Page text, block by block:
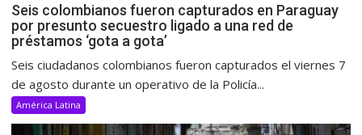
Seis colombianos fueron capturados en Paraguay
por presunto secuestro ligado a una red de
préstamos ‘gota a gota’
Seis ciudadanos colombianos fueron capturados el viernes 7
de agosto durante un operativo de la Policía...
América Latina